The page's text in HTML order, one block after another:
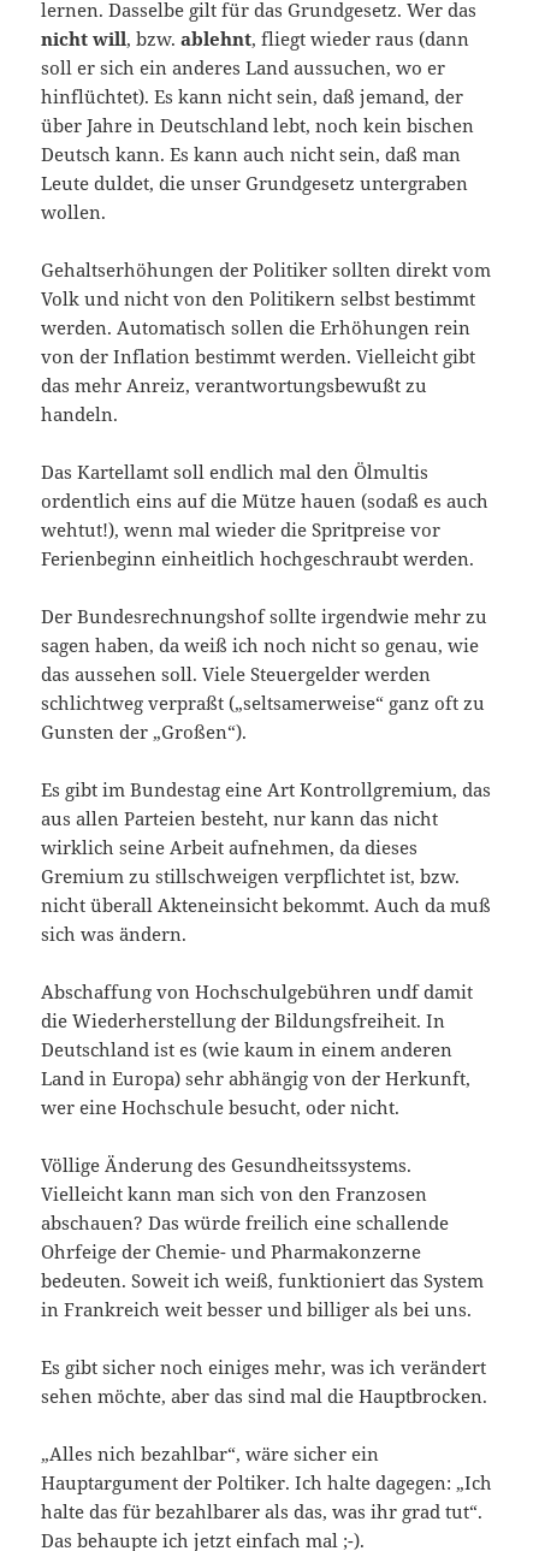
lernen. Dasselbe gilt für das Grundgesetz. Wer das
nicht will, bzw.ablehnt, fliegt wieder raus (dann
soll er sich ein anderes Land aussuchen, wo er
hinflüchtet). Es kann nicht sein, daß jemand, der
über Jahre in Deutschland lebt, noch kein bischen
Deutsch kann. Es kann auch nicht sein, daß man
Leute duldet, die unser Grundgesetz untergraben
wollen.
Gehaltserhöhungen der Politiker sollten direkt vom
Volk und nicht von den Politikern selbst bestimmt
werden. Automatisch sollen die Erhöhungen rein
von der Inflation bestimmt werden. Vielleicht gibt
das mehr Anreiz, verantwortungsbewußt zu
handeln.
Das Kartellamt soll endlich mal den Ölmultis
ordentlich eins auf die Mütze hauen (sodaß es auch
wehtut!), wenn mal wieder die Spritpreise vor
Ferienbeginn einheitlich hochgeschraubt werden.
Der Bundesrechnungshof sollte irgendwie mehr zu
sagen haben, da weiß ich noch nicht so genau, wie
das aussehen soll. Viele Steuergelder werden
schlichtweg verpraßt („seltsamerweise“ ganz oft zu
Gunsten der „Großen“).
Es gibt im Bundestag eine Art Kontrollgremium, das
aus allen Parteien besteht, nur kann das nicht
wirklich seine Arbeit aufnehmen, da dieses
Gremium zu stillschweigen verpflichtet ist, bzw.
nicht überall Akteneinsicht bekommt. Auch da muß
sich was ändern.
Abschaffung von Hochschulgebühren undf damit
die Wiederherstellung der Bildungsfreiheit. In
Deutschland ist es (wie kaum in einem anderen
Land in Europa) sehr abhängig von der Herkunft,
wer eine Hochschule besucht, oder nicht.
Völlige Änderung des Gesundheitssystems.
Vielleicht kann man sich von den Franzosen
abschauen? Das würde freilich eine schallende
Ohrfeige der Chemie- und Pharmakonzerne
bedeuten. Soweit ich weiß, funktioniert das System
in Frankreich weit besser und billiger als bei uns.
Es gibt sicher noch einiges mehr, was ich verändert
sehen möchte, aber das sind mal die Hauptbrocken.
„Alles nich bezahlbar“, wäre sicher ein
Hauptargument der Poltiker. Ich halte dagegen: „Ich
halte das für bezahlbarer als das, was ihr grad tut“.
Das behaupte ich jetzt einfach mal ;-).